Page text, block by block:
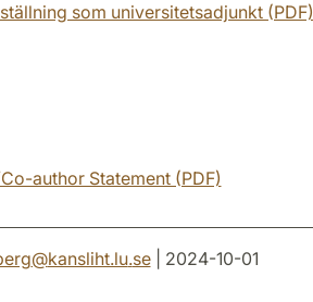
som universitetsadjunkt (PDF)
author Statement (PDF)
@kansliht.lu.se| 2024-10-01